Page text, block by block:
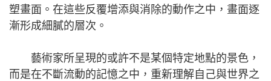
塑畫面。在這些反覆增添與消除的動作之中，畫面逐
漸形成細膩的層次。
藝術家所呈現的或許不是某個特定地點的景色，
而是在不斷流動的記憶之中，重新理解自己與世界之